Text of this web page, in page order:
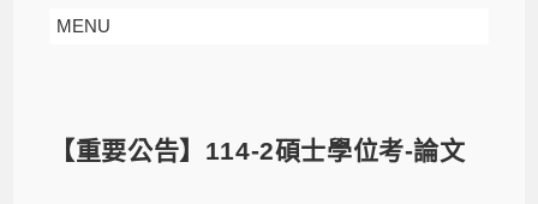
MENU
【重要公告】114-2碩士學位考-論文